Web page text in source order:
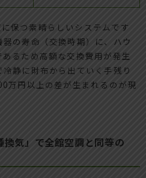
保つ素晴らしいシステムです
の寿命（交換時期）に、ハウ
るため高額な交換費用が発生
静に財布から出ていく手残り
万円以上の差が生まれるのが現
換気」で全館空調と同等の